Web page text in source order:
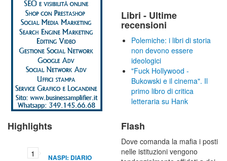
Highlights
NASPI: DIARIO
Libri - Ultime
recensioni
Polemiche: i libri di storia
non devono essere
ideologici
"Fuck Hollywood -
Bukowski e il cinema". Il
primo libro di critica
letteraria su Hank
Flash
Dove comanda la mafia i posti
nelle istituzioni vengono